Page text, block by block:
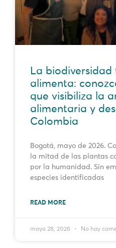
La biodiversidad
alimenta:
que visibiliza la
alimentaria y
Colombia
Bogotá, mayo de 2026.
la mitad de las plantas
por la humanidad. Sin
especies identificadas
READ MORE
mayo 28, 2026 No hay